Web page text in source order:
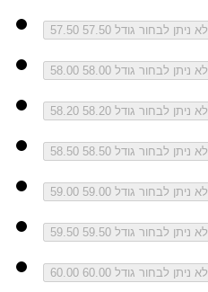
57.50 לא ניתן לבחור גודל 57.50
58.00 לא ניתן לבחור גודל 58.00
58.20 לא ניתן לבחור גודל 58.20
58.50 לא ניתן לבחור גודל 58.50
59.00 לא ניתן לבחור גודל 59.00
59.50 לא ניתן לבחור גודל 59.50
60.00 לא ניתן לבחור גודל 60.00